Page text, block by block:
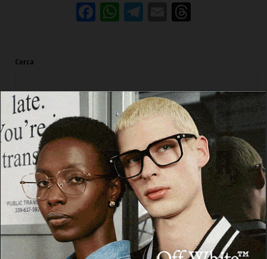
Facebook
WhatsApp
Telegram
Email
Cerca
Cerca
Facebook
Threads
Instagram
X YouTube